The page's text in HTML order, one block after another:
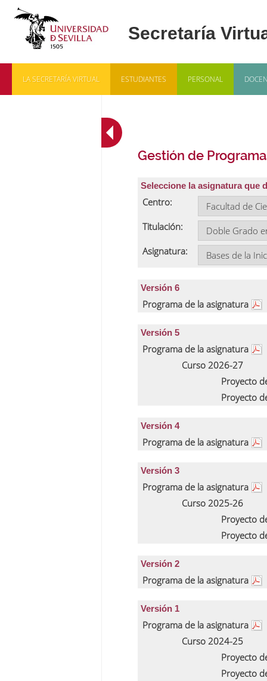
LA SECRETARÍA VIRTUAL ESTUDIANTES PERSONAL
Gestión de
Seleccione la asignatura que
Centro:
Titulación:
Asignatura:
Versión 6
Programa de la asignatura
Versión 5
Programa de la asignatura
Curso 2026-27
Proyecto
Proyecto
Versión 4
Programa de la asignatura
Versión 3
Programa de la asignatura
Curso 2025-26
Proyecto
Proyecto
Versión 2
Programa de la asignatura
Versión 1
Programa de la asignatura
Curso 2024-25
Proyecto
Proyecto